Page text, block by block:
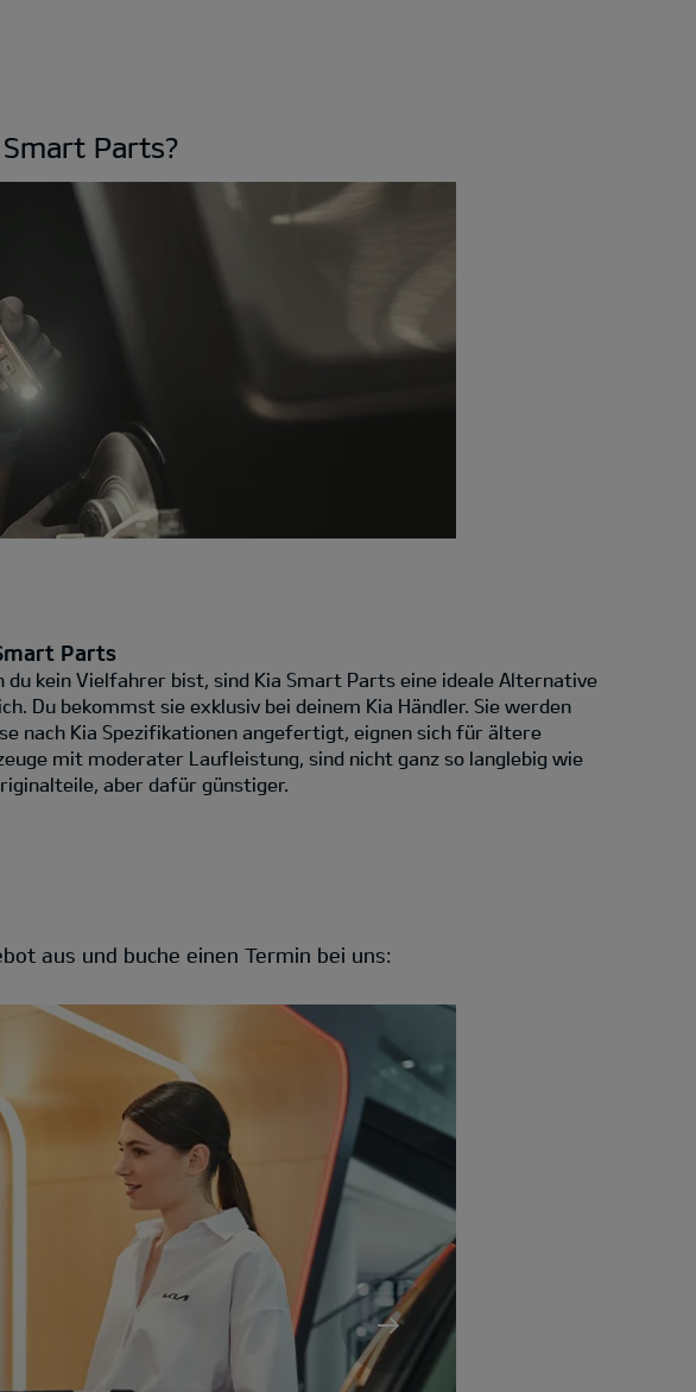
Parts?
Parts
du kein Vielfahrer bist, sind Kia Smart Parts eine ideale Alternative
Du bekommst sie exklusiv bei deinem Kia Händler. Sie werden
nach Kia Spezifikationen angefertigt, eignen sich für ältere
mit moderater Laufleistung, sind nicht ganz so langlebig wie
aber dafür günstiger.
aus und buche einen Termin bei uns: